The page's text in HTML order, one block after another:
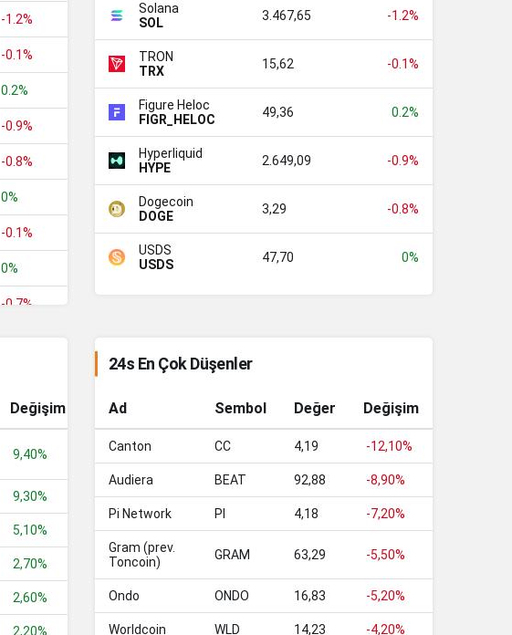
-1.2%
-0.1%
0.2%
-0.9%
-0.8%
0%
-0.1%
0%
-0.7%
-0.4%
0.5%
-1.1%
0%
0%
Solana
SOL
3.467,65 -1.2%
TRON
TRX
15,62 -0.1%
Figure Heloc
FIGR_HELOC
49,36 0.2%
Hyperliquid
HYPE
2.649,09 -0.9%
Dogecoin
DOGE
3,29 -0.8%
USDS
USDS
47,70 0%
Değişim
9,40%
9,30%
5,10%
2,70%
2,60%
2,20%
24s En Çok Düşenler
Ad Sembol Değer Değişim
Canton CC 4,19 -12,10%
Audiera BEAT 92,88 -8,90%
Pi Network PI 4,18 -7,20%
Gram (prev.
Toncoin)
GRAM 63,29 -5,50%
Ondo ONDO 16,83 -5,20%
Worldcoin WLD 14,23 -4,20%